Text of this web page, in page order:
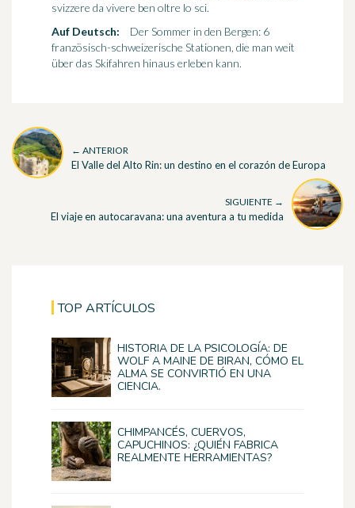
svizzere da vivere ben oltre lo sci.
Auf Deutsch:
Der Sommer in den Bergen: 6
französisch-schweizerische Stationen, die man weit
über das Skifahren hinaus erleben kann.
← ANTERIOR
El Valle del Alto Rin: un destino en el corazón de Europa
SIGUIENTE →
El viaje en autocaravana: una aventura a tu medida
TOP ARTÍCULOS
HISTORIA DE LA PSICOLOGÍA: DE
WOLF A MAINE DE BIRAN, CÓMO EL
ALMA SE CONVIRTIÓ EN UNA
CIENCIA.
CHIMPANCÉS, CUERVOS,
CAPUCHINOS: ¿QUIÉN FABRICA
REALMENTE HERRAMIENTAS?